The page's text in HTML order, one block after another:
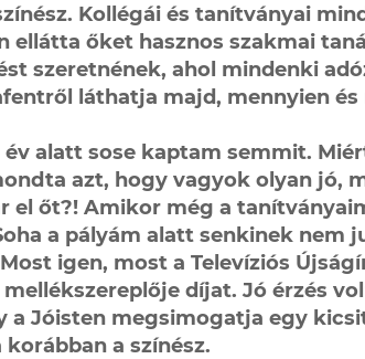
Kollégái és tanítványai
ellátta őket hasznos szakmai
szeretnének, ahol mindenki
láthatja majd, mennyien
alatt sose kaptam semmit.
azt, hogy vagyok olyan jó,
el őt?! Amikor még a
a pályám alatt senkinek nem
igen, most a Televíziós
díjat. Jó érzés
a Jóisten megsimogatja egy
a színész.